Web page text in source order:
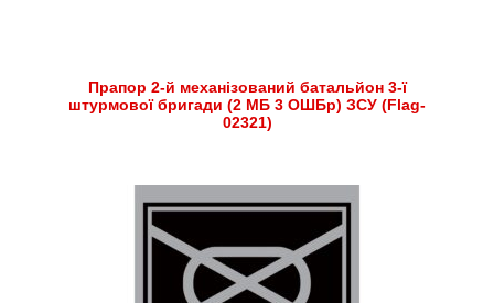
Прапор 2-й механізований батальйон 3-ї
штурмової бригади (2 МБ 3 ОШБр) ЗСУ (Flag-
02321)